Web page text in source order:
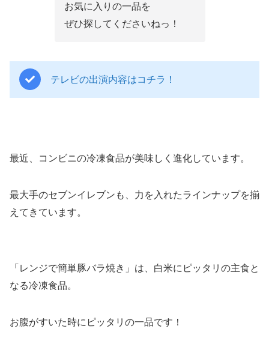
お気に入りの一品を
ぜひ探してくださいねっ！
テレビの出演内容はコチラ！
最近、コンビニの冷凍食品が美味しく進化しています。
最大手のセブンイレブンも、力を入れたラインナップを揃
えてきています。
「レンジで簡単豚バラ焼き」は、白米にピッタリの主食と
なる冷凍食品。
お腹がすいた時にピッタリの一品です！